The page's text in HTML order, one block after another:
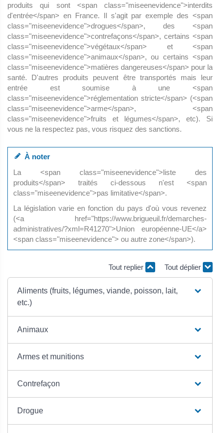
produits qui sont <span class="miseenevidence">interdits
d'entrée</span> en France. Il s'agit par exemple des <span
class="miseenevidence">drogues</span>, des <span
class="miseenevidence">contrefaçons</span>, certains <span
class="miseenevidence">végétaux</span> et <span
class="miseenevidence">animaux</span>, ou certains <span
class="miseenevidence">matières dangereuses</span> pour la
santé. D'autres produits peuvent être transportés mais leur
entrée est soumise à une <span
class="miseenevidence">réglementation stricte</span> (<span
class="miseenevidence">arme</span>, <span
class="miseenevidence">fruits et légumes</span>, etc). Si
vous ne la respectez pas, vous risquez des sanctions.
À noter
La <span class="miseenevidence">liste des
produits</span> traités ci-dessous n'est <span
class="miseenevidence">pas limitative</span>.
La législation varie en fonction du pays d'où vous revenez
(<a href="https://www.brigueuil.fr/demarches-
administratives/?xml=R41270">Union européenne-UE</a>
<span class="miseenevidence"> ou autre zone</span>).
Tout replier Tout déplier
Aliments (fruits, légumes, viande, poisson, lait,
etc.)
Animaux
Armes et munitions
Contrefaçon
Drogue